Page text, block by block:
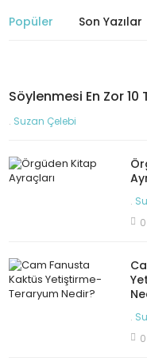
Popüler Son Yazılar
Söylenmesi En Zor 10
. Suzan Çelebi
.
0
.
0